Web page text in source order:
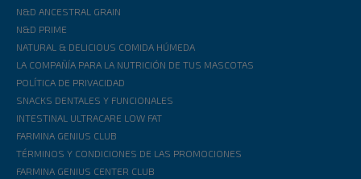
N&D ANCESTRAL GRAIN
N&D PRIME
NATURAL & DELICIOUS COMIDA HÚMEDA
LA COMPAÑÍA PARA LA NUTRICIÓN DE TUS MASCOTAS
POLÍTICA DE PRIVACIDAD
SNACKS DENTALES Y FUNCIONALES
INTESTINAL ULTRACARE LOW FAT
FARMINA GENIUS CLUB
TÉRMINOS Y CONDICIONES DE LAS PROMOCIONES
FARMINA GENIUS CENTER CLUB